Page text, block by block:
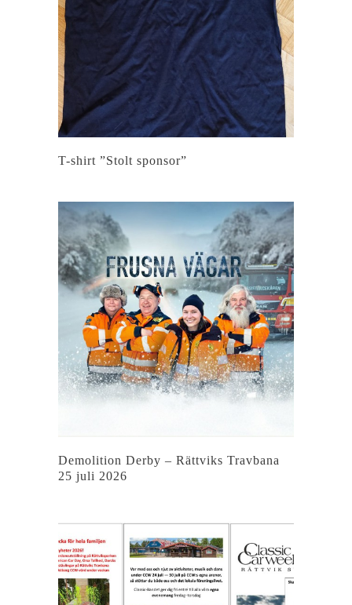
T-shirt ”Stolt sponsor”
Demolition Derby – Rättviks Travbana
25 juli 2026